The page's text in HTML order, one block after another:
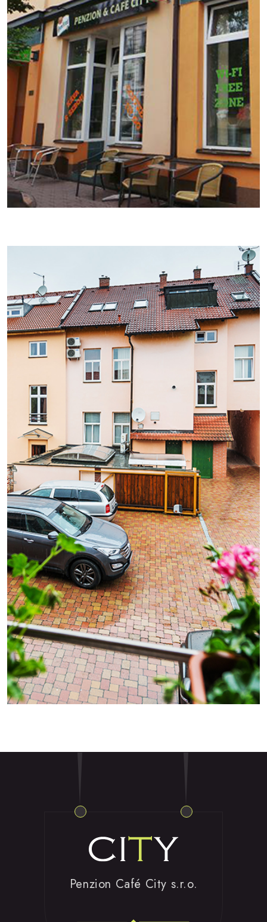
Penzion Café City s.r.o.